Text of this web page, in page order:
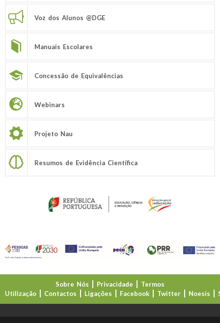
Voz dos Alunos @DGE
Manuais Escolares
Concessão de Equivalências
Webinars
Projeto Nau
Resumos de Evidência Científica
Sobre Nós Privacidade
Termos
Utilização
Contactos Ligações Facebook Twitter Noesis